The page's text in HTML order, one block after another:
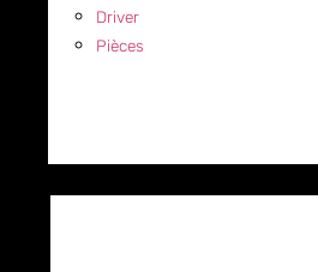
Driver
Pièces